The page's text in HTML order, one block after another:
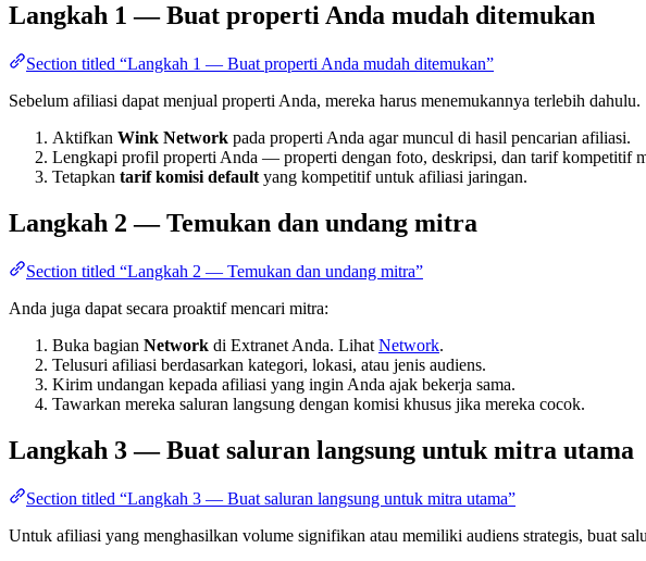
Langkah 1 — Buat properti Anda mudah ditemukan
Section titled “Langkah 1 — Buat properti Anda mudah ditemukan”
Sebelum afiliasi dapat menjual properti Anda, mereka harus menemukannya terlebih dahulu.
Aktifkan Wink Network pada properti Anda agar muncul di hasil pencarian afiliasi.
Lengkapi profil properti Anda — properti dengan foto, deskripsi, dan tarif kompetitif
Tetapkan tarif komisi default yang kompetitif untuk afiliasi jaringan.
Langkah 2 — Temukan dan undang mitra
Section titled “Langkah 2 — Temukan dan undang mitra”
Anda juga dapat secara proaktif mencari mitra:
Buka bagian Network di Extranet Anda. Lihat Network.
Telusuri afiliasi berdasarkan kategori, lokasi, atau jenis audiens.
Kirim undangan kepada afiliasi yang ingin Anda ajak bekerja sama.
Tawarkan mereka saluran langsung dengan komisi khusus jika mereka cocok.
Langkah 3 — Buat saluran langsung untuk mitra utama
Section titled “Langkah 3 — Buat saluran langsung untuk mitra utama”
Untuk afiliasi yang menghasilkan volume signifikan atau memiliki audiens strategis, buat